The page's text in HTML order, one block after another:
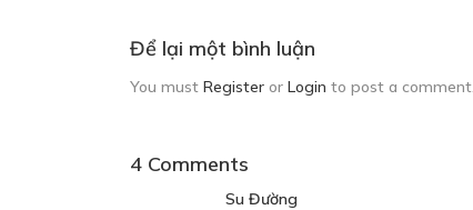
Để lại một bình luận
You must Register or Login to post a comment.
4 Comments
Su Đường